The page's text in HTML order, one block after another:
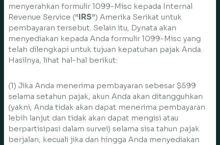
menyerahkan formulir 1099-Misc kepada Internal
Revenue Service (“IRS”) Amerika Serikat untuk
pembayaran tersebut. Selain itu, Dynata akan
menyediakan kepada Anda formulir 1099-Misc yang
telah dilengkapi untuk tujuan kepatuhan pajak Anda.
Hasilnya, lihat hal-hal berikut:
(1) Jika Anda menerima pembayaran sebesar $599
selama setahun pajak, akun Anda akan ditangguhkan
(yakni, Anda tidak akan dapat menerima pembayaran
lebih lanjut dan tidak akan dapat mengisi atau
berpartisipasi dalam survei) selama sisa tahun pajak
berjalan, kecuali jika dan hingga Anda menyediakan